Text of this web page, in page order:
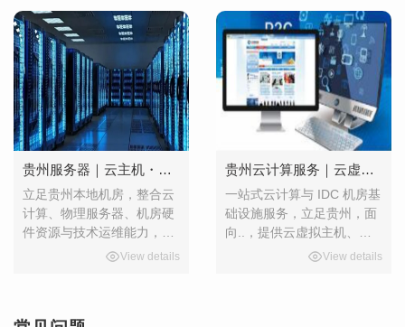
托管、机房机位机柜、BGP
带宽以及站群专用服务器，
帮助企业规避自建机房的高
额投入，不用投入大量硬件
与运维成本，快速落地线上
业务。各项服务详解贵州云
服务器租用云服务器具备弹
性伸缩能力，无需采购实体
硬件
云虚拟主机产品，兼顾高性
能算力与轻量化建站需求，
一站式解决站点部署与业务
运行。核心产品服务BGP 服
务器租用BGP 多线融合网
络，电信、联通、移动三网
互通，消除运营商访问壁
垒，..访问低延
贵州服务器｜云主机・主机租用托管・机柜带宽租用・自建机房 IT 运维一站式服务
立足贵州本地机房，整合云
计算、物理服务器、机房硬
件资源与技术运维能力，为
企业提供从云上部署、物理
View details
贵州云计算服务｜云虚拟主机_云服务器_主机租用托管_机柜带宽站群 BGP 服务器
一站式云计算与 IDC 机房基
础设施服务，立足贵州，面
向..，提供云虚拟主机、云
服务器、主机租用、主机托
View details